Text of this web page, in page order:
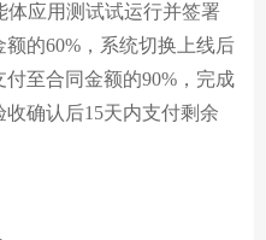
应用测试试运行并签署
的60%，系统切换上线后
付至合同金额的90%，完成
确认后15天内支付剩余